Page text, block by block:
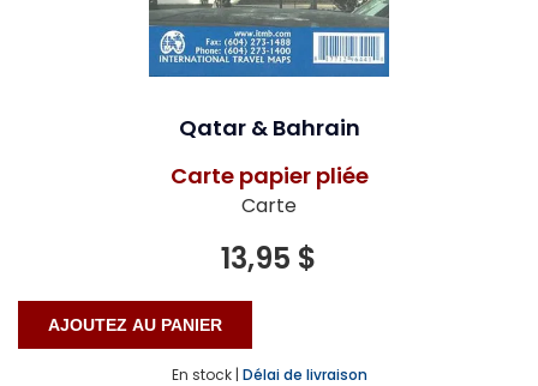
Qatar & Bahrain
Carte papier pliée
Carte
13,95 $
En stock | Délai de livraison